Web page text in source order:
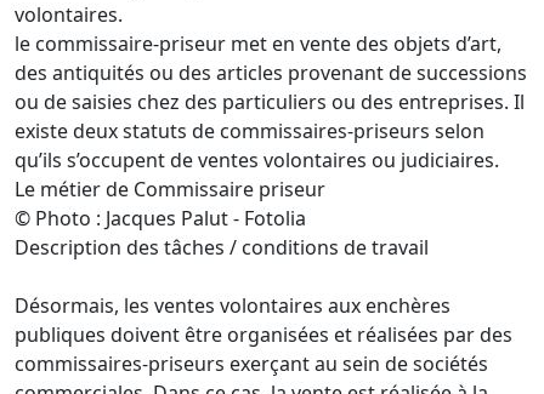
volontaires.
le commissaire-priseur met en vente des objets d’art,
des antiquités ou des articles provenant de successions
ou de saisies chez des particuliers ou des entreprises. Il
existe deux statuts de commissaires-priseurs selon
qu’ils s’occupent de ventes volontaires ou judiciaires.
Le métier de Commissaire priseur
© Photo : Jacques Palut - Fotolia
Description des tâches / conditions de travail
Désormais, les ventes volontaires aux enchères
publiques doivent être organisées et réalisées par des
commissaires-priseurs exerçant au sein de sociétés